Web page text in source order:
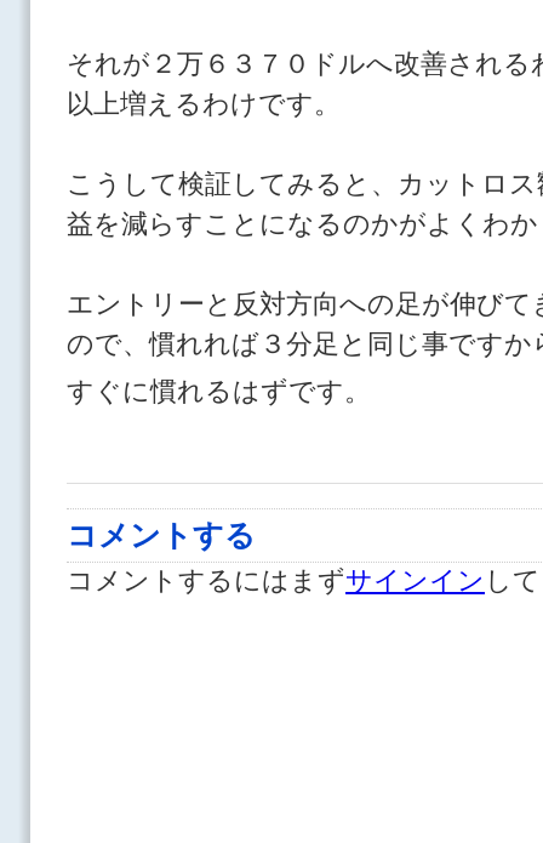
それが２万６３７０ドルへ改善され
以上増えるわけです。
こうして検証してみると、カットロ
益を減らすことになるのかがよくわ
エントリーと反対方向への足が伸び
ので、慣れれば３分足と同じ事ですか
すぐに慣れるはずです。
コメントする
コメントするにはまずサインイン し